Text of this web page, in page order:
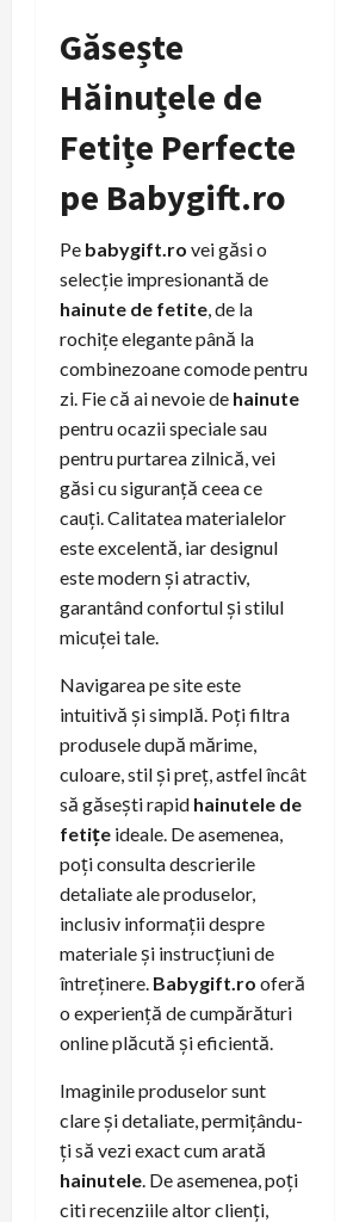
Găsește
Hăinuțele de
Fetițe Perfecte
pe Babygift.ro
Pe babygift.ro vei găsi o
selecție impresionantă de
hainute de fetite, de la
rochițe elegante până la
combinezoane comode pentru
zi. Fie că ai nevoie de hainute
pentru ocazii speciale sau
pentru purtarea zilnică, vei
găsi cu siguranță ceea ce
cauți. Calitatea materialelor
este excelentă, iar designul
este modern și atractiv,
garantând confortul și stilul
micuței tale.
Navigarea pe site este
intuitivă și simplă. Poți filtra
produsele după mărime,
culoare, stil și preț, astfel încât
să găsești rapid hainutele de
fetițe ideale. De asemenea,
poți consulta descrierile
detaliate ale produselor,
inclusiv informații despre
materiale și instrucțiuni de
întreținere. Babygift.ro oferă
o experiență de cumpărături
online plăcută și eficientă.
Imaginile produselor sunt
clare și detaliate, permițându-
ți să vezi exact cum arată
hainutele. De asemenea, poți
citi recenziile altor clienți,